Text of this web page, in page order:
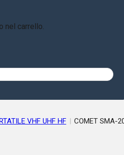
nel carrello.
VHF UHF HF | COMET SMA-